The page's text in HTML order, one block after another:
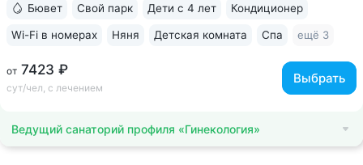
от 7423 ₽
сут/чел, с лечением
Выбрать
Бювет Свой парк Дети с 4 лет Кондиционер
Wi-Fi в номерах Няня Детская комната Спа ещё 3
Ведущий санаторий профиля «Гинекология»